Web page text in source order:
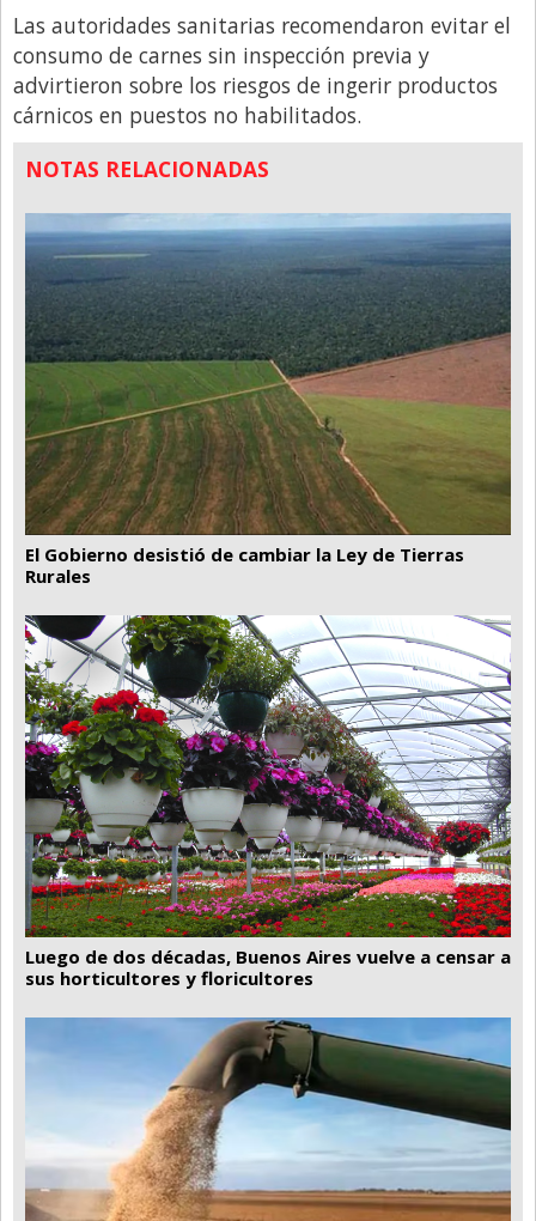
Las autoridades sanitarias recomendaron evitar el
consumo de carnes sin inspección previa y
advirtieron sobre los riesgos de ingerir productos
cárnicos en puestos no habilitados.
NOTAS RELACIONADAS
El Gobierno desistió de cambiar la Ley de Tierras
Rurales
Luego de dos décadas, Buenos Aires vuelve a censar a
sus horticultores y floricultores